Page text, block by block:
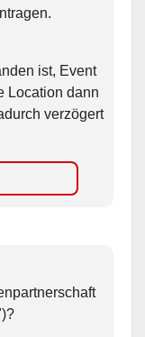
ist, Event
Location dann
verzögert